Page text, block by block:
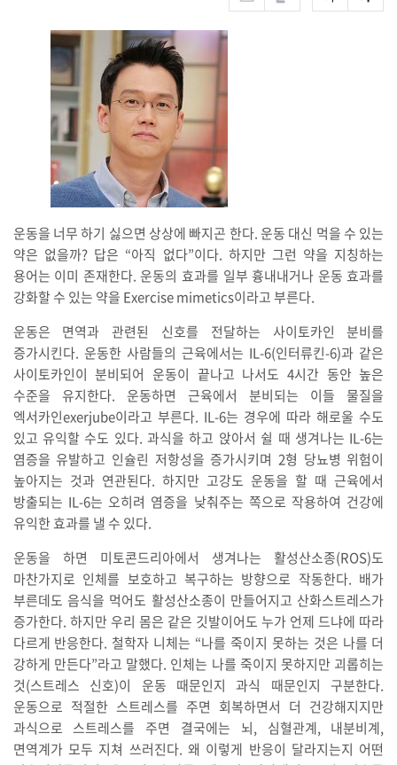
운동을 너무 하기 싫으면 상상에 빠지곤 한다. 운동 대신 먹을 수 있는
약은 없을까? 답은 “아직 없다”이다. 하지만 그런 약을 지칭하는
용어는 이미 존재한다. 운동의 효과를 일부 흉내내거나 운동 효과를
강화할 수 있는 약을 Exercise mimetics이라고 부른다.
운동은 면역과 관련된 신호를 전달하는 사이토카인 분비를
증가시킨다. 운동한 사람들의 근육에서는 IL-6(인터류킨-6)과 같은
사이토카인이 분비되어 운동이 끝나고 나서도 4시간 동안 높은
수준을 유지한다. 운동하면 근육에서 분비되는 이들 물질을
엑서카인exerjube이라고 부른다. IL-6는 경우에 따라 해로울 수도
있고 유익할 수도 있다. 과식을 하고 앉아서 쉴 때 생겨나는 IL-6는
염증을 유발하고 인슐린 저항성을 증가시키며 2형 당뇨병 위험이
높아지는 것과 연관된다. 하지만 고강도 운동을 할 때 근육에서
방출되는 IL-6는 오히려 염증을 낮춰주는 쪽으로 작용하여 건강에
유익한 효과를 낼 수 있다.
운동을 하면 미토콘드리아에서 생겨나는 활성산소종(ROS)도
마찬가지로 인체를 보호하고 복구하는 방향으로 작동한다. 배가
부른데도 음식을 먹어도 활성산소종이 만들어지고 산화스트레스가
증가한다. 하지만 우리 몸은 같은 깃발이어도 누가 언제 드냐에 따라
다르게 반응한다. 철학자 니체는 “나를 죽이지 못하는 것은 나를 더
강하게 만든다”라고 말했다. 인체는 나를 죽이지 못하지만 괴롭히는
것(스트레스 신호)이 운동 때문인지 과식 때문인지 구분한다.
운동으로 적절한 스트레스를 주면 회복하면서 더 건강해지지만
과식으로 스트레스를 주면 결국에는 뇌, 심혈관계, 내분비계,
면역계가 모두 지쳐 쓰러진다. 왜 이렇게 반응이 달라지는지 어떤